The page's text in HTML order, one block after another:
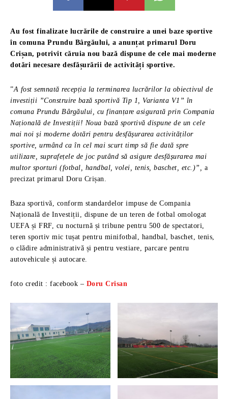
Au fost finalizate lucrările de construire a unei baze sportive
în comuna Prundu Bârgăului, a anunțat primarul Doru
Crișan, potrivit căruia nou bază dispune de cele mai moderne
dotări necesare desfășurării de activități sportive.
”A fost semnată recepția la terminarea lucrărilor la obiectivul de
investiții ”Construire bază sportivă Tip 1, Varianta V1” în
comuna Prundu Bârgăului, cu finanțare asigurată prin Compania
Națională de Investiții! Noua bază sportivă dispune de un cele
mai noi și moderne dotări pentru desfășurarea activităților
sportive, urmând ca în cel mai scurt timp să fie dată spre
utilizare, suprafețele de joc putând să asigure desfășurarea mai
multor sporturi (fotbal, handbal, volei, tenis, baschet, etc.)”, a
precizat primarul Doru Crișan.
Baza sportivă, conform standardelor impuse de Compania
Națională de Investiții, dispune de un teren de fotbal omologat
UEFA și FRF, cu nocturnă și tribune pentru 500 de spectatori,
teren sportiv mic tușat pentru minifotbal, handbal, baschet, tenis,
o clădire administrativă și pentru vestiare, parcare pentru
autovehicule și autocare.
foto credit : facebook – Doru Crisan